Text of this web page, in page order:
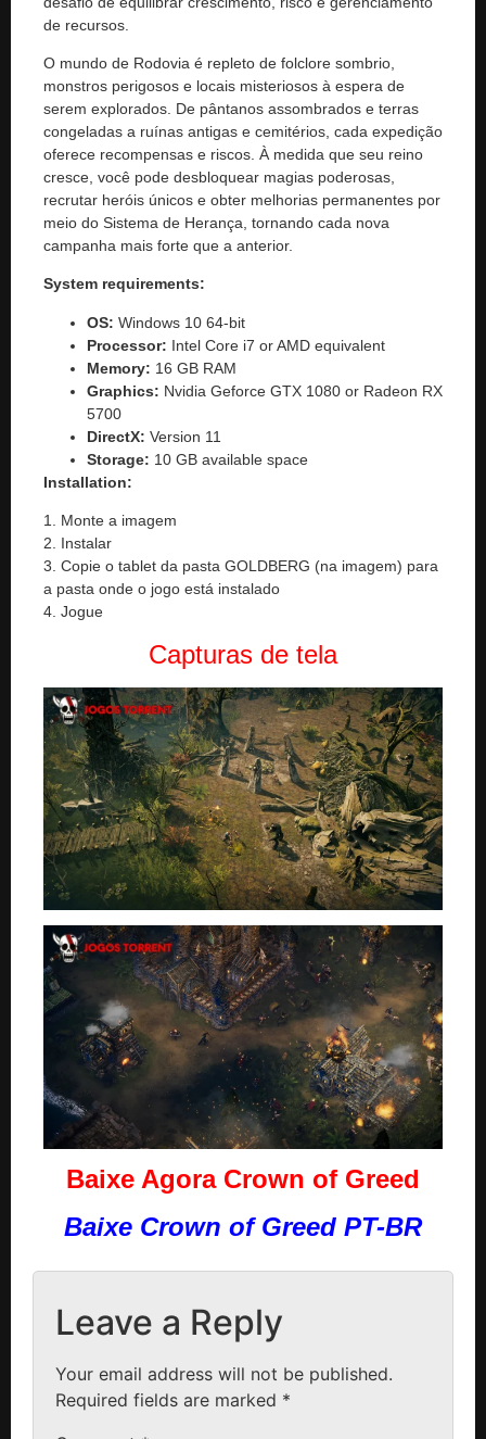
de recursos.
O mundo de Rodovia é repleto de folclore sombrio,
monstros perigosos e locais misteriosos à espera de
serem explorados. De pântanos assombrados e terras
congeladas a ruínas antigas e cemitérios, cada expedição
oferece recompensas e riscos. À medida que seu reino
cresce, você pode desbloquear magias poderosas,
recrutar heróis únicos e obter melhorias permanentes por
meio do Sistema de Herança, tornando cada nova
campanha mais forte que a anterior.
System requirements:
OS: Windows 10 64-bit
Processor: Intel Core i7 or AMD equivalent
Memory: 16 GB RAM
Graphics: Nvidia Geforce GTX 1080 or Radeon RX
5700
DirectX: Version 11
Storage: 10 GB available space
Installation:
1. Monte a imagem
2. Instalar
3. Copie o tablet da pasta GOLDBERG (na imagem) para
a pasta onde o jogo está instalado
4. Jogue
Capturas de tela
Baixe Agora Crown of Greed
Baixe Crown of Greed PT-BR
Leave a Reply
Your email address will not be published.
Required fields are marked *